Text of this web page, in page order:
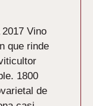
2017 Vino
que rinde
1800
de